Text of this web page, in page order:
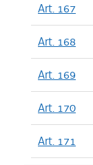
Art. 167
Art. 168
Art. 169
Art. 170
Art. 171